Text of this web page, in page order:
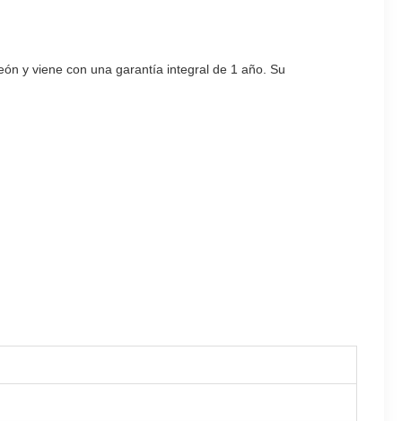
y viene con una garantía integral de 1 año. Su